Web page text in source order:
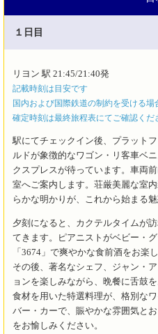
１日目
記載時刻は目安です
国内および国際鉄道の制約を受ける場
確定時刻は最終旅程表にてご確認くだ
駅にてチェックイン後、プラット
ルドが象徴的なワゴン・リ客車ベ
クスプレスが待っています。車両
室へご案内します。荘厳美麗な室
らかな明かりが、これから始まる
夕刻になると、カクテルタイムが
てきます。ピアニストがベビー・
「3674」で爽やかな食前酒をお楽
その後、著名なシェフ、ジャン・
ョンを楽しみながら、晩餐に舌鼓
食材を用いた特選料理が、格別な
バー・カーで、賑やかな雰囲気と
をお愉しみください。